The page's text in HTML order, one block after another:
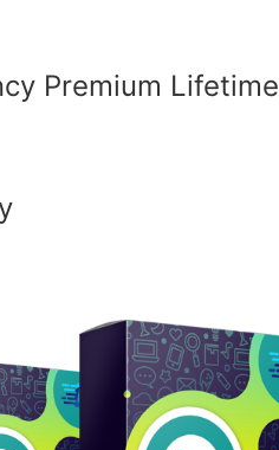
Premium Lifetime